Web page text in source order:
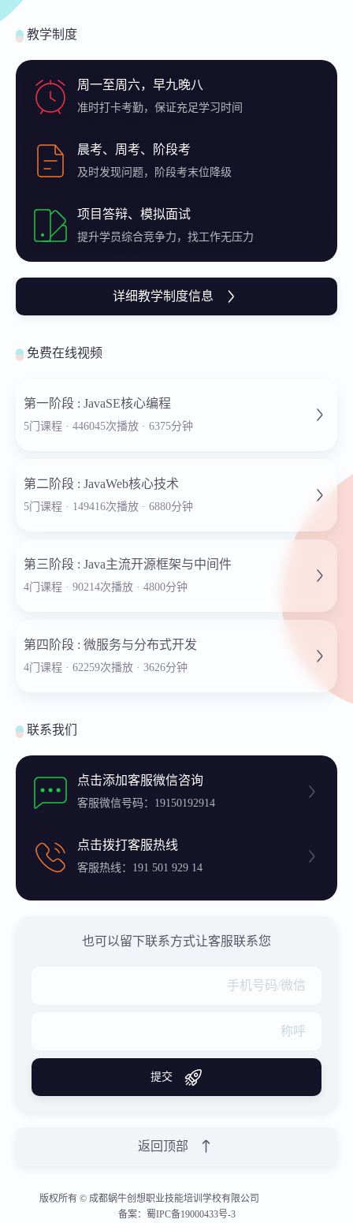
教学制度
周一至周六，早九晚八
准时打卡考勤，保证充足学习时间
晨考、周考、阶段考
及时发现问题，阶段考末位降级
项目答辩、模拟面试
提升学员综合竞争力，找工作无压力
详细教学制度信息
免费在线视频
第一阶段 : JavaSE核心编程
5门课程 · 446045次播放 · 6375分钟
第二阶段 : JavaWeb核心技术
5门课程 · 149416次播放 · 6880分钟
第三阶段 : Java主流开源框架与中间件
4门课程 · 90214次播放 · 4800分钟
第四阶段 : 微服务与分布式开发
4门课程 · 62259次播放 · 3626分钟
联系我们
点击添加客服微信咨询
客服微信号码：19150192914
点击拨打客服热线
客服热线：191 501 929 14
也可以留下联系方式让客服联系您
提交
返回顶部
版权所有 © 成都蜗牛创想职业技能培训学校有限公司
备案：蜀IPC备19000433号-3